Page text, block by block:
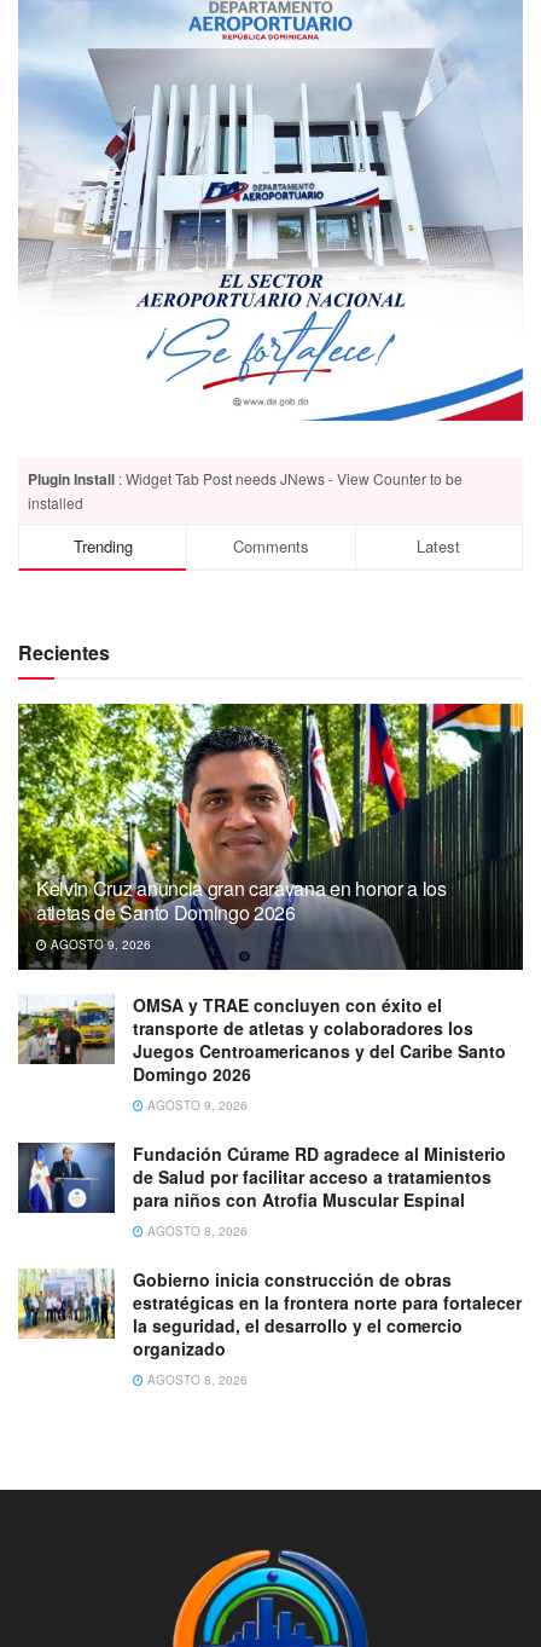
Plugin Install : Widget Tab Post needs JNews - View Counter to be
installed
Trending Comments Latest
Recientes
Kelvin Cruz anuncia gran caravana en honor a los
atletas de Santo Domingo 2026
AGOSTO 9, 2026
OMSA y TRAE concluyen con éxito el
transporte de atletas y colaboradores los
Juegos Centroamericanos y del Caribe Santo
Domingo 2026
AGOSTO 9, 2026
Fundación Cúrame RD agradece al Ministerio
de Salud por facilitar acceso a tratamientos
para niños con Atrofia Muscular Espinal
AGOSTO 8, 2026
Gobierno inicia construcción de obras
estratégicas en la frontera norte para fortalecer
la seguridad, el desarrollo y el comercio
organizado
AGOSTO 8, 2026